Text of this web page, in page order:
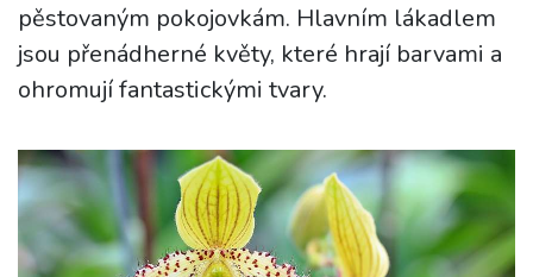
pěstovaným pokojovkám. Hlavním lákadlem
jsou přenádherné květy, které hrají barvami a
ohromují fantastickými tvary.